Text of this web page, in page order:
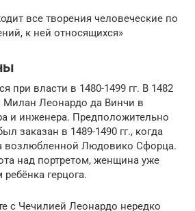
все творения человеческие по
к ней относящихся»
при власти в 1480-1499 гг. В 1482
Милан Леонардо да Винчи в
и инженера. Предположительно
заказан в 1489-1490 гг., когда
возлюбленной Людовико Сфорца.
над портретом, женщина уже
герцога.
с Чечилией Леонардо нередко